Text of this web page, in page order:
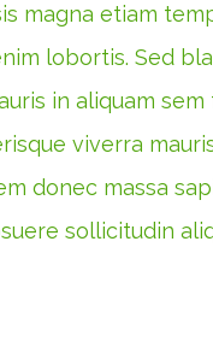
magna etiam
lobortis. Sed
in aliquam
viverra
donec massa
sollicitudin